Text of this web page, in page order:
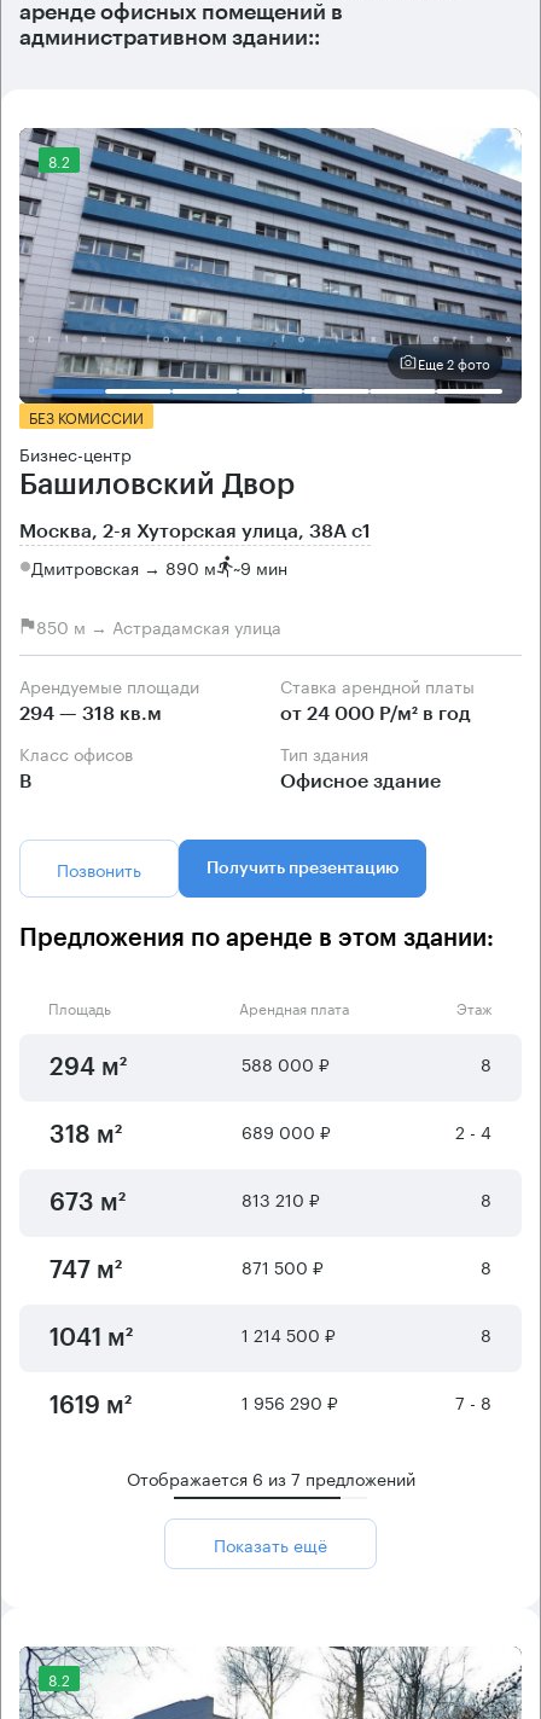
аренде офисных помещений в
административном здании::
8.2
Еще 2 фото
БЕЗ КОМИССИИ
Бизнес-центр
Башиловский Двор
Москва, 2-я Хуторская улица, 38А с1
Дмитровская → 890 м ~9 мин
850 м → Астрадамская улица
Арендуемые площади
294 — 318 кв.м
Ставка арендной платы
от 24 000 Р/м² в год
Класс офисов
B
Тип здания
Офисное здание
Позвонить Получить презентацию
Предложения по аренде в этом здании:
Площадь Арендная плата Этаж
294 м² 588 000 ₽ 8
318 м² 689 000 ₽ 2 - 4
673 м² 813 210 ₽ 8
747 м² 871 500 ₽ 8
1041 м² 1 214 500 ₽ 8
1619 м² 1 956 290 ₽ 7 - 8
Отображается 6 из7 предложений
Показать ещё
8.2